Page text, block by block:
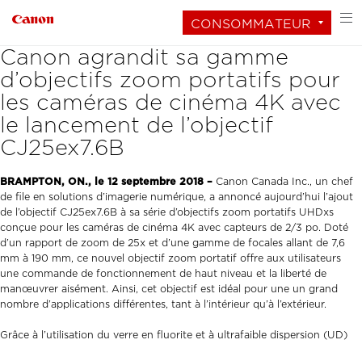
CONSOMMATEUR
Canon agrandit sa gamme
d’objectifs zoom portatifs pour
les caméras de cinéma 4K avec
le lancement de l’objectif
CJ25ex7.6B
BRAMPTON, ON., le 12 septembre 2018 – Canon Canada Inc., un chef
de file en solutions d’imagerie numérique, a annoncé aujourd’hui l’ajout
de l’objectif CJ25ex7.6B à sa série d’objectifs zoom portatifs UHDxs
conçue pour les caméras de cinéma 4K avec capteurs de 2/3 po. Doté
d’un rapport de zoom de 25x et d’une gamme de focales allant de 7,6
mm à 190 mm, ce nouvel objectif zoom portatif offre aux utilisateurs
une commande de fonctionnement de haut niveau et la liberté de
manœuvrer aisément. Ainsi, cet objectif est idéal pour une un grand
nombre d’applications différentes, tant à l’intérieur qu’à l’extérieur.
Grâce à l’utilisation du verre en fluorite et à ultrafaible dispersion (UD)